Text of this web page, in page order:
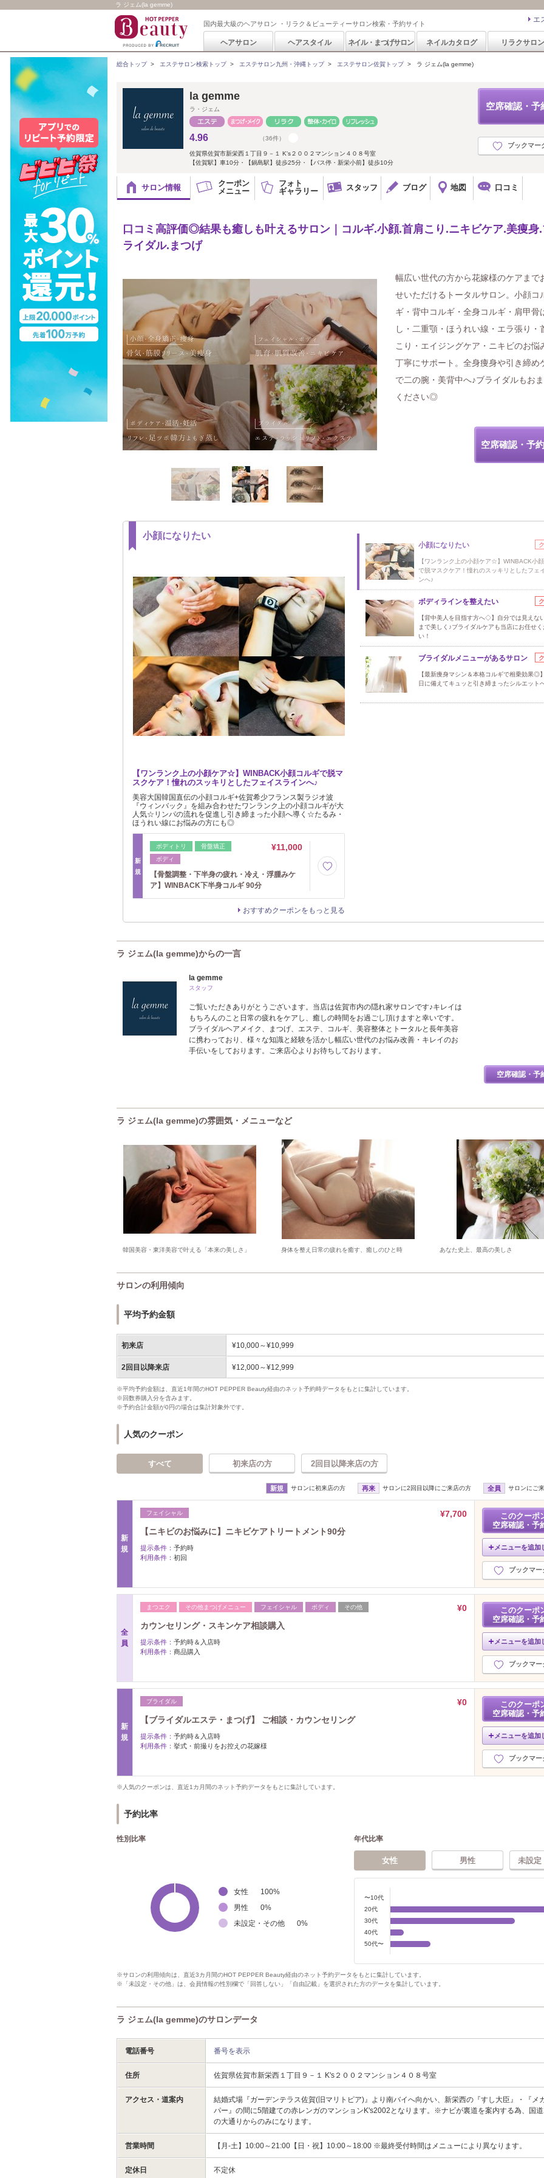
ラ ジェム(la gemme)
国内最大級のヘアサロン ・リラク＆ビューティーサロン検索・予約サイト エ
ヘアサロン ヘアスタイル ネイル・まつげサロン ネイルカタログ リラクサロン
総合トップ> エステサロン検索トップ> エステサロン九州・沖縄トップ> エステサロン佐賀トップ> ラ ジェム(la gemme)
空席確認・予
ブックマー
la gemme
ラ・ジェム
4.96 （36件）
佐賀県佐賀市新栄西１丁目９－１ K's２００２マンション４０８号室
【佐賀駅】車10分・【鍋島駅】徒歩25分・【バス停・新栄小前】徒歩10分
サロン情報
クーポン
メニュー
フォト
ギャラリー
スタッフ ブログ 地図 口コミ
口コミ高評価◎結果も癒しも叶えるサロン｜コルギ.小顔.首肩こり.ニキビケア.美痩身
ライダル.まつげ
幅広い世代の方から花嫁様のケアまで
せいただけるトータルサロン。小顔コ
ギ・背中コルギ・全身コルギ・肩甲骨
し・二重顎・ほうれい線・エラ張り・
こり・エイジングケア・ニキビのお悩
丁寧にサポート。全身痩身や引き締め
で二の腕・美背中へ♪ブライダルもお
ください◎
空席確認・予
小顔になりたい
【ワンランク上の小顔ケア☆】WINBACK小顔コルギで脱マ
スクケア！憧れのスッキリとしたフェイスラインへ♪
美容大国韓国直伝の小顔コルギ+佐賀希少フランス製ラジオ波
『ウィンバック』を組み合わせたワンランク上の小顔コルギが大
人気☆リンパの流れを促進し引き締まった小顔へ導く☆たるみ・
ほうれい線にお悩みの方にも◎
新
規
ボディトリ
骨盤矯正
ボディ
¥11,000
【骨盤調整・下半身の疲れ・冷え・浮腫みケ
ア】WINBACK下半身コルギ 90分
おすすめクーポンをもっと見る
小顔になりたい
【ワンランク上の小顔ケア☆】WINBACK小
で脱マスクケア！憧れのスッキリとしたフェ
ンへ♪
ボディラインを整えたい
【背中美人を目指す方へ◇】自分では見えな
まで美しく♪ブライダルケアも当店にお任せく
い！
ブライダルメニューがあるサロン
【最新痩身マシン＆本格コルギで相乗効果◎
日に備えてキュッと引き締まったシルエット
ラ ジェム(la gemme)からの一言
la gemme
スタッフ
ご覧いただきありがとうございます。当店は佐賀市内の隠れ家サロンです♪キレイは
もちろんのこと日常の疲れをケアし、癒しの時間をお過ごし頂けますと幸いです。
ブライダルヘアメイク、まつげ、エステ、コルギ、美容整体とトータルと長年美容
に携わっており、様々な知識と経験を活かし幅広い世代のお悩み改善・キレイのお
手伝いをしております。ご来店心よりお待ちしております。
空席確認・予
ラ ジェム(la gemme)の雰囲気・メニューなど
韓国美容・東洋美容で叶える「本来の美しさ」 身体を整え日常の疲れを癒す、癒しのひと時 あなた史上、最高の美しさ
サロンの利用傾向
平均予約金額
初来店 ¥10,000～¥10,999
2回目以降来店 ¥12,000～¥12,999
※平均予約金額は、直近1年間のHOT PEPPER Beauty経由のネット予約時データをもとに集計しています。
※回数券購入分を含みます。
※予約合計金額が0円の場合は集計対象外です。
人気のクーポン
すべて 初来店の方 2回目以降来店の方
新規 サロンに初来店の方 再来 サロンに2回目以降にご来店の方 全員 サロンにご
新
規
フェイシャル
¥7,700
【ニキビのお悩みに】ニキビケアトリートメント90分
提示条件： 予約時
利用条件： 初回
このクーポ
空席確認・予
メニューを追加
ブックマー
全
員
まつエク その他まつげメニュー フェイシャル ボディ その他
¥0
カウンセリング・スキンケア相談購入
提示条件： 予約時＆入店時
利用条件： 商品購入
このクーポ
空席確認・予
メニューを追加
ブックマー
新
規
ブライダル
¥0
【ブライダルエステ・まつげ】 ご相談・カウンセリング
提示条件： 予約時＆入店時
利用条件： 挙式・前撮りをお控えの花嫁様
このクーポ
空席確認・予
メニューを追加
ブックマー
※人気のクーポンは、直近1カ月間のネット予約データをもとに集計しています。
予約比率
性別比率
女性 100%
男性
0%
未設定・その他
0%
年代比率
女性 男性 未設定
〜10代
20代
30代
40代
50代〜
※サロンの利用傾向は、直近3カ月間のHOT PEPPER Beauty経由のネット予約データをもとに集計しています。
※「未設定・その他」は、会員情報の性別欄で「回答しない」「自由記載」を選択された方のデータを集計しています。
ラ ジェム(la gemme)のサロンデータ
電話番号 番号を表示
住所 佐賀県佐賀市新栄西１丁目９－１ K's２００２マンション４０８号室
アクセス・道案内
結婚式場『ガーデンテラス佐賀(旧マリトピア)』より南バイへ向かい、新栄西の『すし大臣』・『メ
パー』の間に5階建ての赤レンガのマンションK's2002となります。※ナビが裏道を案内する為、国
の大通りからのみになります。
営業時間 【月-土】10:00～21:00【日・祝】10:00～18:00 ※最終受付時間はメニューにより異なります。
定休日 不定休